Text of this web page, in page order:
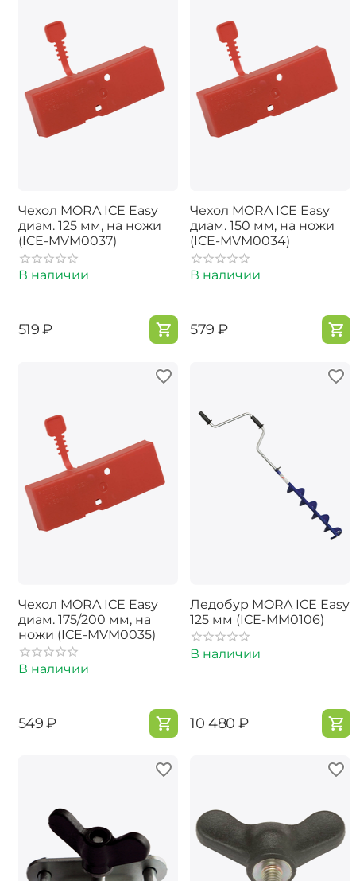
Чехол MORA ICE Easy
диам. 125 мм, на ножи
(ICE-MVM0037)
В наличии
‍519‍ ₽
Чехол MORA ICE Easy
диам. 150 мм, на ножи
(ICE-MVM0034)
В наличии
‍579‍ ₽
Чехол MORA ICE Easy
диам. 175/200 мм, на
ножи (ICE-MVM0035)
В наличии
‍549‍ ₽
Ледобур MORA ICE Easy
125 мм (ICE-MM0106)
В наличии
‍10 480‍ ₽